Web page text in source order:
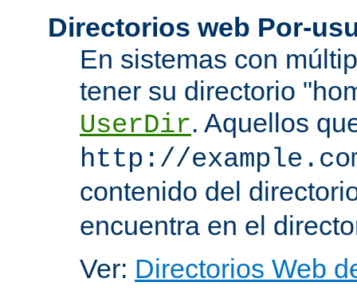
Directorios web Por-
En sistemas con
tener su directorio
UserDir. Aquellos
http://
contenido del
encuentra en el
Ver: Directorios Web